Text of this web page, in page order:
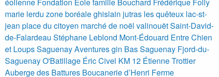
marie lerdu zone boréaleghislain jutras les quêteux lac-st-
jean place du citoyen marché de noël valinouëtSaint-David-
de-Falardeau Stéphane Leblond Mont-Édouard Entre Chien
et LoupsSaguenay Aventuresgin Bas Saguenay Fjord-du-
SaguenayO'Batillage Éric Civel KM 12 Étienne Trottier
Auberge des Battures Boucanerie d’Henri Ferme